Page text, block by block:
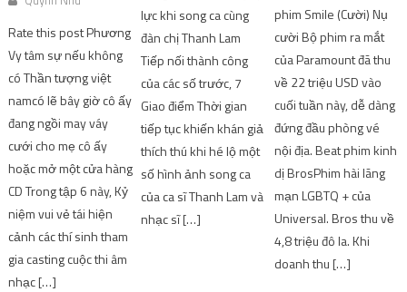
Rate this post Phương
Vy tâm sự nếu không
có Thần tượng việt
namcó lẽ bây giờ cô ấy
đang ngồi may váy
cưới cho mẹ cô ấy
hoặc mở một cửa hàng
CD Trong tập 6 này, Kỷ
niệm vui vẻ tái hiện
cảnh các thí sinh tham
gia casting cuộc thi âm
nhạc […]
lực khi song ca cùng
đàn chị Thanh Lam
Tiếp nối thành công
của các số trước, 7
Giao điểm Thời gian
tiếp tục khiến khán giả
thích thú khi hé lộ một
số hình ảnh song ca
của ca sĩ Thanh Lam và
nhạc sĩ […]
phim Smile (Cười) Nụ
cười Bộ phim ra mắt
của Paramount đã thu
về 22 triệu USD vào
cuối tuần này, dễ dàng
đứng đầu phòng vé
nội địa. Beat phim kinh
dị BrosPhim hài lãng
mạn LGBTQ + của
Universal. Bros thu về
4,8 triệu đô la. Khi
doanh thu […]